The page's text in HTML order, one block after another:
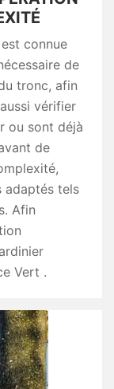
connue
de
tronc, afin
vérifier
ou sont déjà
de
adaptés tels
Afin
Vert .